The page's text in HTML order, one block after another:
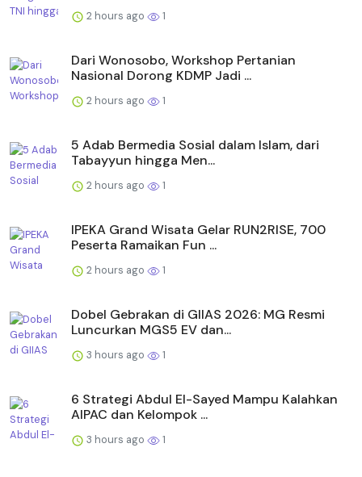
2 hours ago 1
Dari Wonosobo, Workshop Pertanian
Nasional Dorong KDMP Jadi ...
2 hours ago 1
5 Adab Bermedia Sosial dalam Islam, dari
Tabayyun hingga Men...
2 hours ago 1
IPEKA Grand Wisata Gelar RUN2RISE, 700
Peserta Ramaikan Fun ...
2 hours ago 1
Dobel Gebrakan di GIIAS 2026: MG Resmi
Luncurkan MGS5 EV dan...
3 hours ago 1
6 Strategi Abdul El-Sayed Mampu Kalahkan
AIPAC dan Kelompok ...
3 hours ago 1